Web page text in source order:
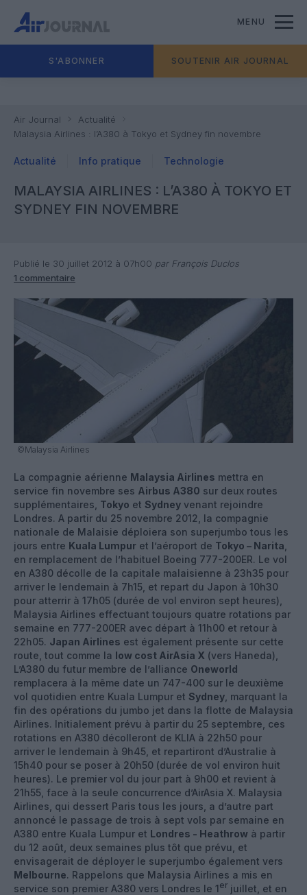
MENU
S'ABONNER SOUTENIR AIR JOURNAL
Air Journal
Actualité
Malaysia Airlines : l’A380 à Tokyo et Sydney fin novembre
Actualité Info pratique Technologie
MALAYSIA AIRLINES : L’A380 À TOKYO ET
SYDNEY FIN NOVEMBRE
Publié le 30 juillet 2012 à 07h00 par François Duclos
1 commentaire
©Malaysia Airlines
La compagnie aérienne Malaysia Airlines mettra en
service fin novembre ses Airbus A380 sur deux routes
supplémentaires, Tokyo et Sydney venant rejoindre
Londres. A partir du 25 novembre 2012, la compagnie
nationale de Malaisie déploiera son superjumbo tous les
jours entre Kuala Lumpur et l’aéroport de Tokyo – Narita
en remplacement de l’habituel Boeing 777-200ER. Le vol
en A380 décolle de la capitale malaisienne à 23h35 pour
arriver le lendemain à 7h15, et repart du Japon à 10h30
pour atterrir à 17h05 (durée de vol environ sept heures),
Malaysia Airlines effectuant toujours quatre rotations par
semaine en 777-200ER avec départ à 11h00 et retour à
22h05. Japan Airlines est également présente sur cette
route, tout comme la low cost AirAsia X (vers Haneda),
L’A380 du futur membre de l’alliance Oneworld
remplacera à la même date un 747-400 sur le deuxième
vol quotidien entre Kuala Lumpur et Sydney , marquant la
fin des opérations du jumbo jet dans la flotte de Malaysia
Airlines. Initialement prévu à partir du 25 septembre, ces
rotations en A380 décolleront de KLIA à 22h50 pour
arriver le lendemain à 9h45, et repartiront d’Australie à
15h40 pour se poser à 20h50 (durée de vol environ huit
heures). Le premier vol du jour part à 9h00 et revient à
21h55, face à la seule concurrence d’AirAsia X. Malaysia
Airlines, qui dessert Paris tous les jours, a d’autre part
annoncé le passage de trois à sept vols par semaine en
A380 entre Kuala Lumpur et Londres - Heathrow à partir
du 12 août, deux semaines plus tôt que prévu, et
envisagerait de déployer le superjumbo également vers
Melbourne. Rappelons que Malaysia Airlines a mis en
service son premier A380 vers Londres le 1er juillet, et en